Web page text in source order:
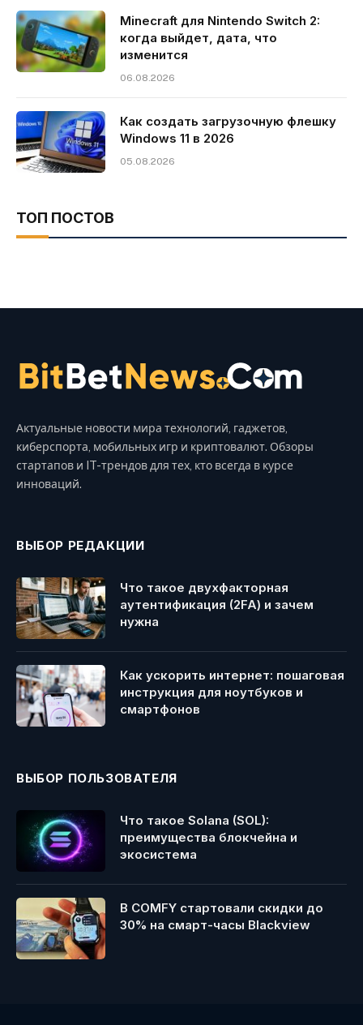
Minecraft для Nintendo Switch 2:
когда выйдет, дата, что
изменится
06.08.2026
Как создать загрузочную флешку
Windows 11 в 2026
05.08.2026
ТОП ПОСТОВ
Актуальные новости мира технологий, гаджетов,
киберспорта, мобильных игр и криптовалют. Обзоры
стартапов и IT-трендов для тех, кто всегда в курсе
инноваций.
ВЫБОР РЕДАКЦИИ
Что такое двухфакторная
аутентификация (2FA) и зачем
нужна
Как ускорить интернет: пошаговая
инструкция для ноутбуков и
смартфонов
ВЫБОР ПОЛЬЗОВАТЕЛЯ
Что такое Solana (SOL):
преимущества блокчейна и
экосистема
В COMFY стартовали скидки до
30% на смарт-часы Blackview